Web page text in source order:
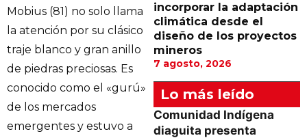
Mobius (81) no solo llama
la atención por su clásico
traje blanco y gran anillo
de piedras preciosas. Es
conocido como el «gurú»
de los mercados
emergentes y estuvo a
incorporar la adaptación
climática desde el
diseño de los proyectos
mineros
7 agosto, 2026
Lo más leído
Comunidad Indígena
diaguita presenta